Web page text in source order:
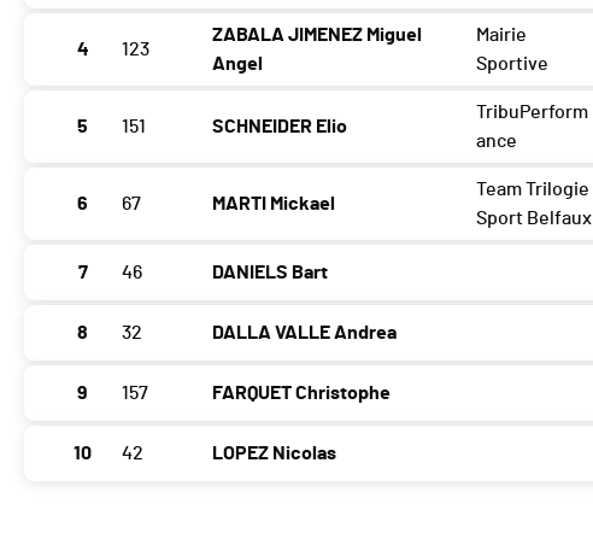
4 123
ZABALA JIMENEZ Miguel
Angel
Mairie
Sportive
5 151 SCHNEIDER Elio
TribuPerform
ance
6 67 MARTI Mickael
Team Trilogie
Sport Belfaux
7 46 DANIELS Bart
8 32 DALLA VALLE Andrea
9 157 FARQUET Christophe
10 42 LOPEZ Nicolas